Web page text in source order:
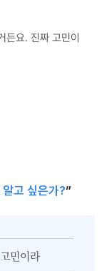
든요. 진짜 고민이
고 싶은가?”
민이라